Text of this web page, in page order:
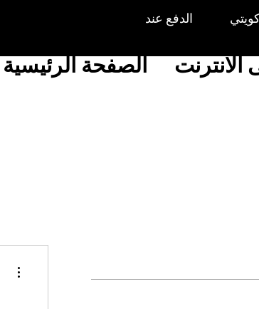
مجاني: أكثر من 11 دينار كويتي الدفع عند
الصفحة الرئيسية